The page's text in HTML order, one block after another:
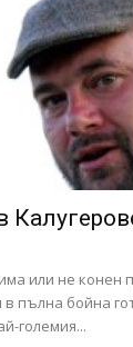
или не конен
в пълна бойна
големия...